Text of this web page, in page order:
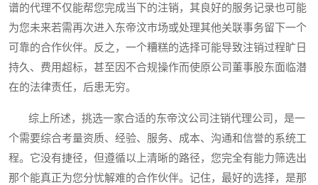
谱的代理不仅能帮您完成当下的注销，其良好的服务记录也可能
为您未来若需再次进入东帝汶市场或处理其他关联事务留下一个
可靠的合作伙伴。反之，一个糟糕的选择可能导致注销过程旷日
持久、费用超标，甚至因不合规操作而使原公司董事股东面临潜
在的法律责任，后患无穷。
综上所述，挑选一家合适的东帝汶公司注销代理公司，是一
个需要综合考量资质、经验、服务、成本、沟通和信誉的系统工
程。它没有捷径，但遵循以上清晰的路径，您完全有能力筛选出
那个能真正为您分忧解难的合作伙伴。记住，最好的选择，是那